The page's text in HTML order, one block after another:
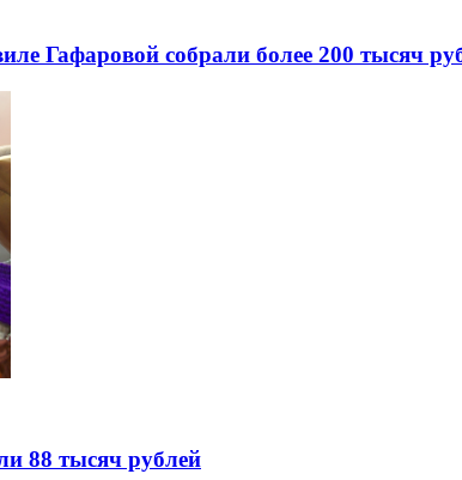
Гафаровой собрали более 200 тысяч
88 тысяч рублей